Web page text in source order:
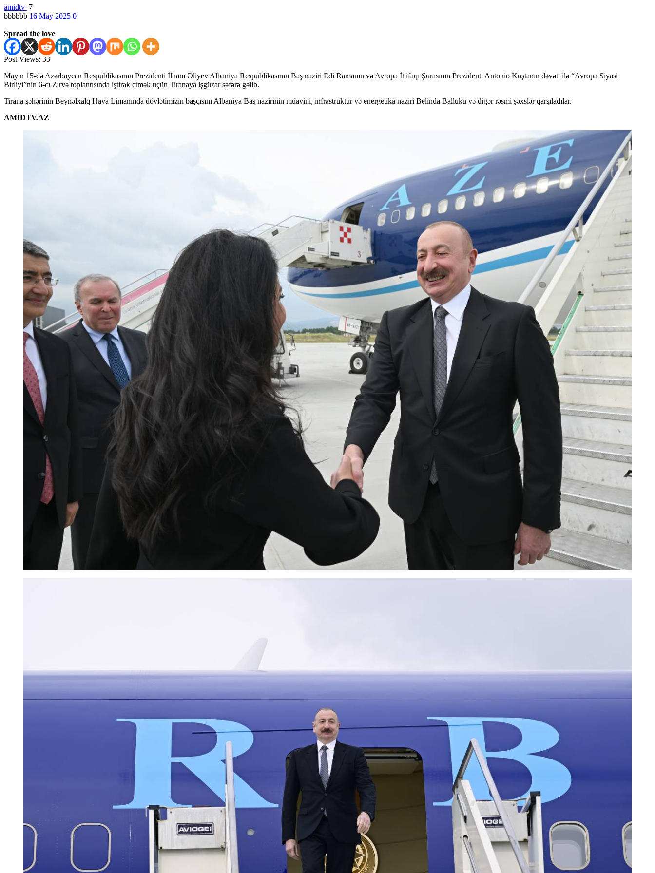
amidtv 7
bbbbbb 16 May 2025 0
Spread the love
Post Views: 33
Mayın 15-də Azərbaycan Respublikasının Prezidenti İlham Əliyev Albaniya Respublikasının Baş naziri Edi Ramanın və Avropa İttifaqı Şurasının Prezidenti Antonio Koştanın dəvəti ilə “Avropa Siyasi
Birliyi”nin 6-cı Zirvə toplantısında iştirak etmək üçün Tiranaya işgüzar səfərə gəlib.
Tirana şəhərinin Beynəlxalq Hava Limanında dövlətimizin başçısını Albaniya Baş nazirinin müavini, infrastruktur və energetika naziri Belinda Balluku və digər rəsmi şəxslər qarşıladılar.
AMİDTV.AZ